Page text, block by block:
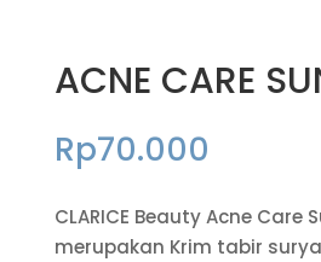
ACNE CARE
Rp70.000
CLARICE Beauty Acne Care
merupakan Krim tabir